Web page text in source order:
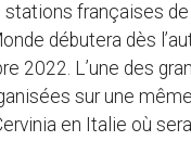
françaises
débutera dès
L’une des
sur une
en Italie où